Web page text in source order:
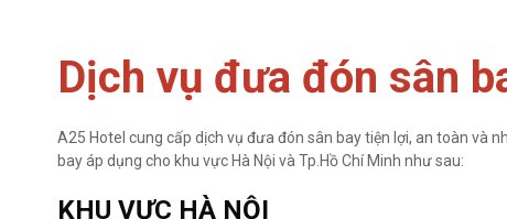
Dịch vụ đưa đón sân
A25 Hotel cung cấp dịch vụ đưa đón sân bay tiện lợi, an toàn và
bay áp dụng cho khu vực Hà Nội và Tp.Hồ Chí Minh như sau:
KHU VỰC HÀ NỘI